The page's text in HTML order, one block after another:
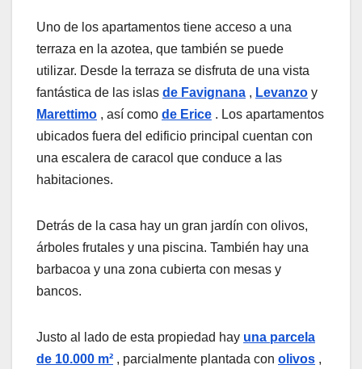
Uno de los apartamentos tiene acceso a una
terraza en la azotea, que también se puede
utilizar. Desde la terraza se disfruta de una vista
fantástica de las islas de Favignana , Levanzo y
Marettimo , así como de Erice . Los apartamentos
ubicados fuera del edificio principal cuentan con
una escalera de caracol que conduce a las
habitaciones.
Detrás de la casa hay un gran jardín con olivos,
árboles frutales y una piscina. También hay una
barbacoa y una zona cubierta con mesas y
bancos.
Justo al lado de esta propiedad hay una parcela
de 10.000 m² , parcialmente plantada con olivos ,